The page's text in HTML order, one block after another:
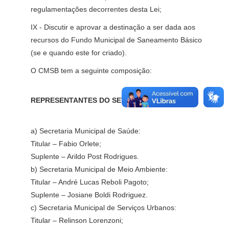
regulamentações decorrentes desta Lei;
IX - Discutir e aprovar a destinação a ser dada aos
recursos do Fundo Municipal de Saneamento Básico
(se e quando este for criado).
O CMSB tem a seguinte composição:
REPRESENTANTES DO SETOR PÚBLICO:
a) Secretaria Municipal de Saúde:
Titular – Fabio Orlete;
Suplente – Arildo Post Rodrigues.
b) Secretaria Municipal de Meio Ambiente:
Titular – André Lucas Reboli Pagoto;
Suplente – Josiane Boldi Rodriguez.
c) Secretaria Municipal de Serviços Urbanos:
Titular – Relinson Lorenzoni;